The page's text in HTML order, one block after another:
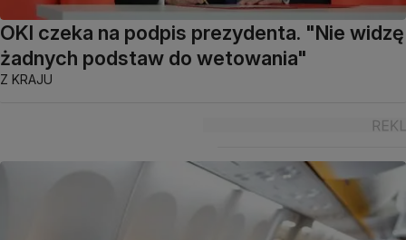
OKI czeka na podpis prezydenta. "Nie widzę
żadnych podstaw do wetowania"
Z KRAJU